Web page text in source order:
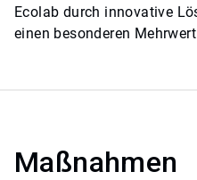
Ecolab durch innovative
einen besonderen
Maßnahmen